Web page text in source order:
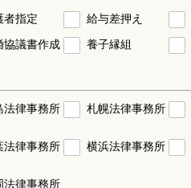
者指定 給与差押え
協議書作成 養子縁組
法律事務所 札幌法律事務所
法律事務所 横浜法律事務所
法律事務所